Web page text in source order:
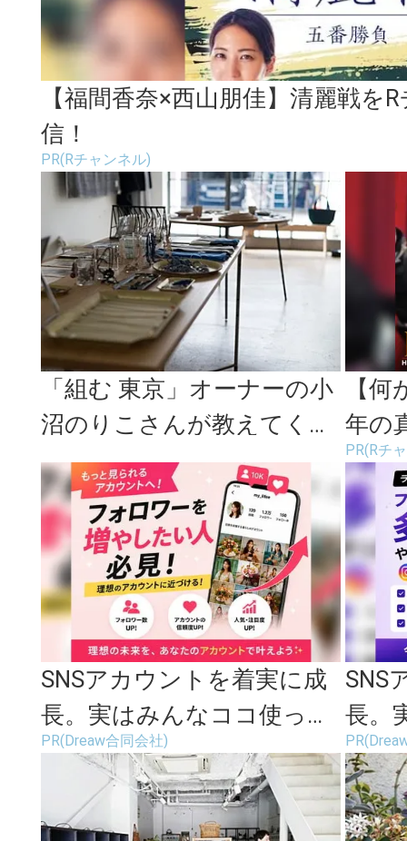
【福間香奈×西山朋佳】清麗戦を
信！
PR(Rチャンネル)
「組む 東京」オーナーの小
沼のりこさんが教えてくれ
た、幸せを見つけるとって
おきの...
【
年の
Rチ
PR(Rチ
SNSアカウントを着実に成
長。実はみんなココ使って
ます。
PR(Dreaw合同会社)
SNS
長。
ます